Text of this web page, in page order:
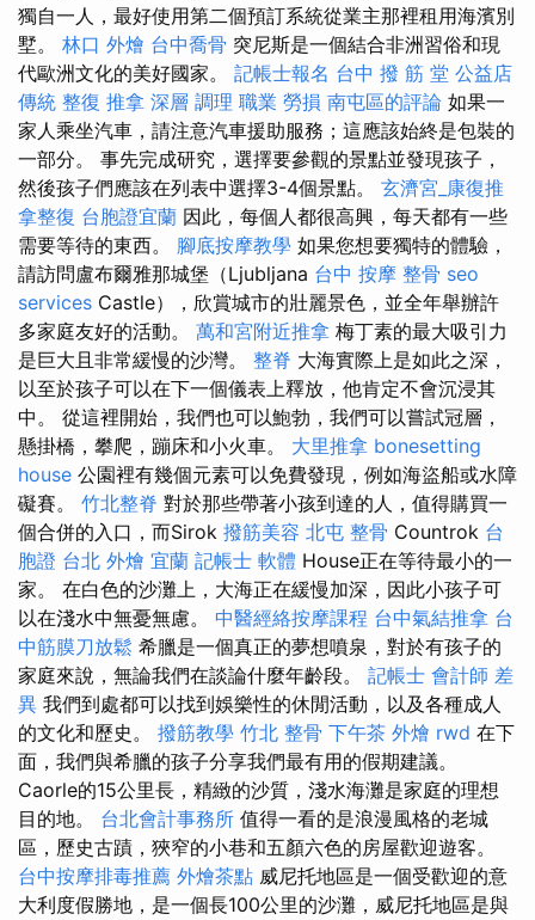
獨自一人，最好使用第二個預訂系統從業主那裡租用海濱別
墅。 林口 外燴 台中喬骨 突尼斯是一個結合非洲習俗和現
代歐洲文化的美好國家。 記帳士報名 台中 撥 筋 堂 公益店
傳統 整復 推拿 深層 調理 職業 勞損 南屯區的評論 如果一
家人乘坐汽車，請注意汽車援助服務；這應該始終是包裝的
一部分。 事先完成研究，選擇要參觀的景點並發現孩子，
然後孩子們應該在列表中選擇3-4個景點。 玄濟宮_康復推
拿整復 台胞證宜蘭 因此，每個人都很高興，每天都有一些
需要等待的東西。 腳底按摩教學 如果您想要獨特的體驗，
請訪問盧布爾雅那城堡（Ljubljana 台中 按摩 整骨 seo
services Castle），欣賞城市的壯麗景色，並全年舉辦許
多家庭友好的活動。 萬和宮附近推拿 梅丁素的最大吸引力
是巨大且非常緩慢的沙灣。 整脊 大海實際上是如此之深，
以至於孩子可以在下一個儀表上釋放，他肯定不會沉浸其
中。 從這裡開始，我們也可以鮑勃，我們可以嘗試冠層，
懸掛橋，攀爬，蹦床和小火車。 大里推拿 bonesetting
house 公園裡有幾個元素可以免費發現，例如海盜船或水障
礙賽。 竹北整脊 對於那些帶著小孩到達的人，值得購買一
個合併的入口，而Sirok 撥筋美容 北屯 整骨 Countrok 台
胞證 台北 外燴 宜蘭 記帳士 軟體 House正在等待最小的一
家。 在白色的沙灘上，大海正在緩慢加深，因此小孩子可
以在淺水中無憂無慮。 中醫經絡按摩課程 台中氣結推拿 台
中筋膜刀放鬆 希臘是一個真正的夢想噴泉，對於有孩子的
家庭來說，無論我們在談論什麼年齡段。 記帳士 會計師 差
異 我們到處都可以找到娛樂性的休閒活動，以及各種成人
的文化和歷史。 撥筋教學 竹北 整骨 下午茶 外燴 rwd 在下
面，我們與希臘的孩子分享我們最有用的假期建議。
Caorle的15公里長，精緻的沙質，淺水海灘是家庭的理想
目的地。 台北會計事務所 值得一看的是浪漫風格的老城
區，歷史古蹟，狹窄的小巷和五顏六色的房屋歡迎遊客。
台中按摩排毒推薦 外燴茶點 威尼托地區是一個受歡迎的意
大利度假勝地，是一個長100公里的沙灘，威尼托地區是與